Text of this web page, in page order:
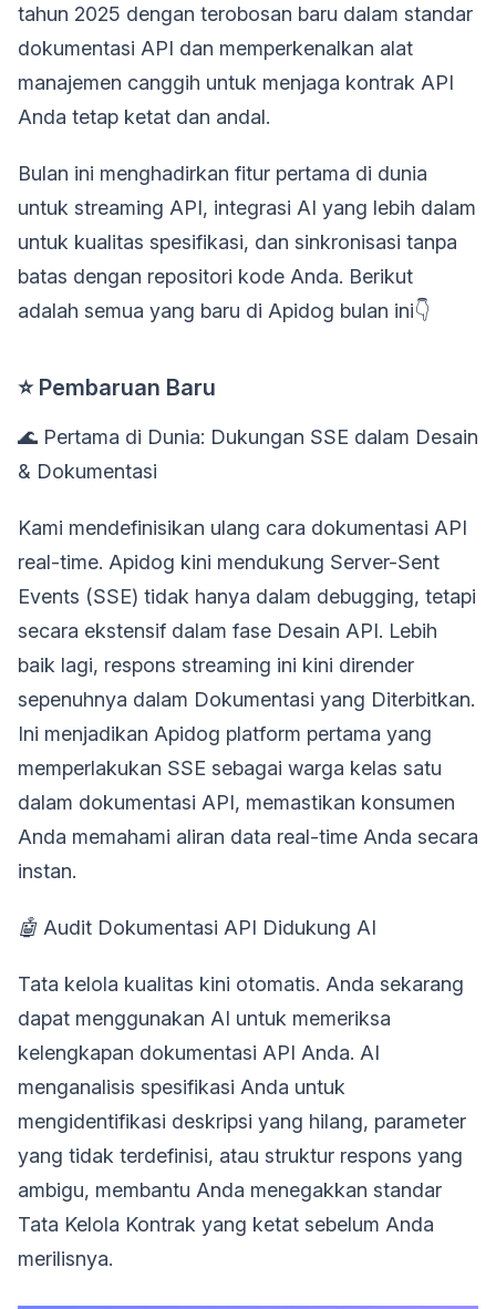
tahun 2025 dengan terobosan baru dalam standar
dokumentasi API dan memperkenalkan alat
manajemen canggih untuk menjaga kontrak API
Anda tetap ketat dan andal.
Bulan ini menghadirkan fitur pertama di dunia
untuk streaming API, integrasi AI yang lebih dalam
untuk kualitas spesifikasi, dan sinkronisasi tanpa
batas dengan repositori kode Anda. Berikut
adalah semua yang baru di Apidog bulan ini👇
⭐ Pembaruan Baru
🌊 Pertama di Dunia: Dukungan SSE dalam Desain
& Dokumentasi
Kami mendefinisikan ulang cara dokumentasi API
real-time. Apidog kini mendukung Server-Sent
Events (SSE) tidak hanya dalam debugging, tetapi
secara ekstensif dalam fase Desain API. Lebih
baik lagi, respons streaming ini kini dirender
sepenuhnya dalam Dokumentasi yang Diterbitkan.
Ini menjadikan Apidog platform pertama yang
memperlakukan SSE sebagai warga kelas satu
dalam dokumentasi API, memastikan konsumen
Anda memahami aliran data real-time Anda secara
instan.
🤖 Audit Dokumentasi API Didukung AI
Tata kelola kualitas kini otomatis. Anda sekarang
dapat menggunakan AI untuk memeriksa
kelengkapan dokumentasi API Anda. AI
menganalisis spesifikasi Anda untuk
mengidentifikasi deskripsi yang hilang, parameter
yang tidak terdefinisi, atau struktur respons yang
ambigu, membantu Anda menegakkan standar
Tata Kelola Kontrak yang ketat sebelum Anda
merilisnya.